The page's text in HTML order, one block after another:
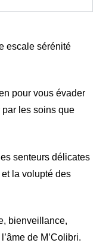
escale sérénité
pour vous évader
les soins que
senteurs délicates
la volupté des
bienveillance,
de M’Colibri.